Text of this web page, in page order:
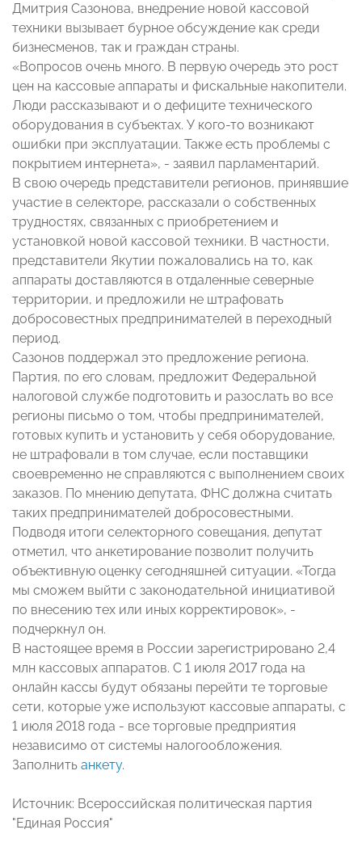
Дмитрия Сазонова, внедрение новой кассовой
техники вызывает бурное обсуждение как среди
бизнесменов, так и граждан страны.
«Вопросов очень много. В первую очередь это рост
цен на кассовые аппараты и фискальные накопители.
Люди рассказывают и о дефиците технического
оборудования в субъектах. У кого-то возникают
ошибки при эксплуатации. Также есть проблемы с
покрытием интернета», - заявил парламентарий.
В свою очередь представители регионов, принявшие
участие в селекторе, рассказали о собственных
трудностях, связанных с приобретением и
установкой новой кассовой техники. В частности,
представители Якутии пожаловались на то, как
аппараты доставляются в отдаленные северные
территории, и предложили не штрафовать
добросовестных предпринимателей в переходный
период.
Сазонов поддержал это предложение региона.
Партия, по его словам, предложит Федеральной
налоговой службе подготовить и разослать во все
регионы письмо о том, чтобы предпринимателей,
готовых купить и установить у себя оборудование,
не штрафовали в том случае, если поставщики
своевременно не справляются с выполнением своих
заказов. По мнению депутата, ФНС должна считать
таких предпринимателей добросовестными.
Подводя итоги селекторного совещания, депутат
отметил, что анкетирование позволит получить
объективную оценку сегодняшней ситуации. «Тогда
мы сможем выйти с законодательной инициативой
по внесению тех или иных корректировок», -
подчеркнул он.
В настоящее время в России зарегистрировано 2,4
млн кассовых аппаратов. С 1 июля 2017 года на
онлайн кассы будут обязаны перейти те торговые
сети, которые уже используют кассовые аппараты, с
1 июля 2018 года - все торговые предприятия
независимо от системы налогообложения.
Заполнить анкету.
Источник: Всероссийская политическая партия
"Единая Россия"